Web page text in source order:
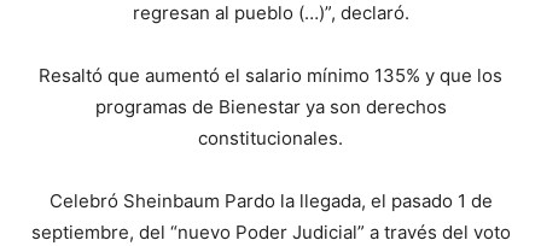
regresan al pueblo (…)”, declaró.
Resaltó que aumentó el salario mínimo 135% y que los
programas de Bienestar ya son derechos
constitucionales.
Celebró Sheinbaum Pardo la llegada, el pasado 1 de
septiembre, del “nuevo Poder Judicial” a través del voto